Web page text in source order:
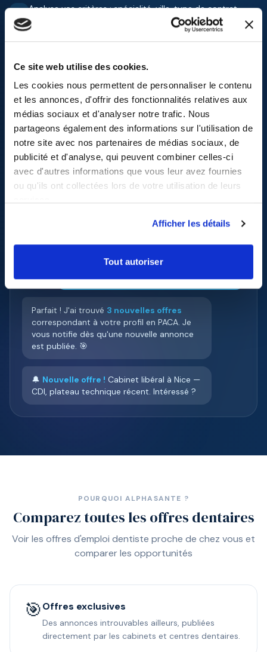
Ce site web utilise des cookies.
Les cookies nous permettent de personnaliser le contenu
et les annonces, d'offrir des fonctionnalités relatives aux
médias sociaux et d'analyser notre trafic. Nous
partageons également des informations sur l'utilisation de
notre site avec nos partenaires de médias sociaux, de
publicité et d'analyse, qui peuvent combiner celles-ci
avec d'autres informations que vous leur avez fournies
ou qu'ils ont collectées lors de votre utilisation de leurs
Afficher les détails
Tout autoriser
Analyse vos critères : spécialité, ville, type de contrat,
disponibilité…
Dialogue avec vous par WhatsApp pour affiner votre
votre profil
Activer mon agent IA gratuit
Agent Alphasante IA
Quel type de poste recherchez-vous ?
Chirurgien-dentiste, libéral, région PACA 🦷
Parfait ! J'ai trouvé 3 nouvelles offres
correspondant à votre profil en PACA. Je
vous notifie dès qu'une nouvelle annonce
est publiée. 🎯
🔔 Nouvelle offre ! Cabinet libéral à Nice —
CDI, plateau technique récent. Intéressé ?
POURQUOI ALPHASANTE ?
Comparez toutes les offres dentaires
Voir les offres d'emploi dentiste proche de chez vous et
comparer les opportunités
🎯Offres exclusives
Des annonces introuvables ailleurs, publiées
directement par les cabinets et centres dentaires.